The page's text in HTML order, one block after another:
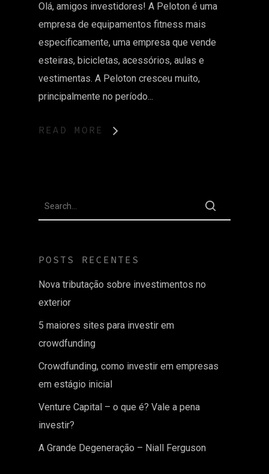
Olá, amigos investidores! A Peloton é uma
empresa de equipamentos fitness mais
especificamente, uma empresa que vende
esteiras, bicicletas, acessórios, aulas e
vestimentas. A Peloton cresceu muito,
principalmente no período...
READ MORE
POSTS RECENTES
Nova tributação sobre investimentos no
exterior
5 maiores sites para investir em
crowdfunding
Crowdfunding, como investir em empresas
em estágio inicial
Venture Capital – o que é? Vale a pena
investir?
A Grande Degeneração – Niall Ferguson